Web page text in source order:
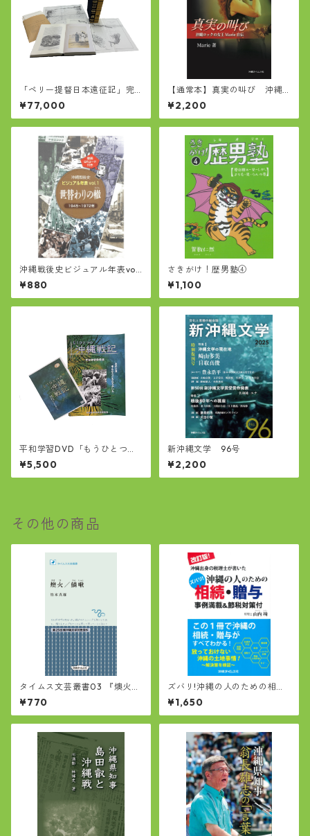
「ペリー提督日本遠征記」完
全復刻版
¥77,000
【通常本】真実の叫び 沖縄
ロックの女王Marie自伝
¥2,200
沖縄戦後史ビジュアル年表vol.
1 世替わりの轍
¥880
さきがけ！歴男塾④
¥1,100
平和学習DVD「もうひとつの
沖縄戦記」
¥5,500
新沖縄文学 96号
¥2,200
その他の商品
タイムス文芸叢書03 『燠火
(おきび)/鱗啾(りんしゅう)』
竹本真雄 著
¥770
ズバリ!沖縄の人のための相
続・贈与
¥1,650